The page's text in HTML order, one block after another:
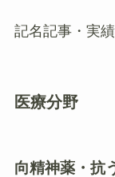
記名記事・実
医療分野
向精神薬・抗